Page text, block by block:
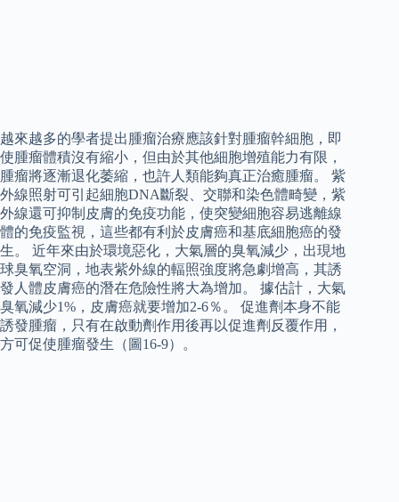
越來越多的學者提出腫瘤治療應該針對腫瘤幹細胞，即
使腫瘤體積沒有縮小，但由於其他細胞增殖能力有限，
腫瘤將逐漸退化萎縮，也許人類能夠真正治癒腫瘤。 紫
外線照射可引起細胞DNA斷裂、交聯和染色體畸變，紫
外線還可抑制皮膚的免疫功能，使突變細胞容易逃離線
體的免疫監視，這些都有利於皮膚癌和基底細胞癌的發
生。 近年來由於環境惡化，大氣層的臭氧減少，出現地
球臭氧空洞，地表紫外線的輻照強度將急劇增高，其誘
發人體皮膚癌的潛在危險性將大為增加。 據估計，大氣
臭氧減少1%，皮膚癌就要增加2-6％。 促進劑本身不能
誘發腫瘤，只有在啟動劑作用後再以促進劑反覆作用，
方可促使腫瘤發生（圖16-9）。